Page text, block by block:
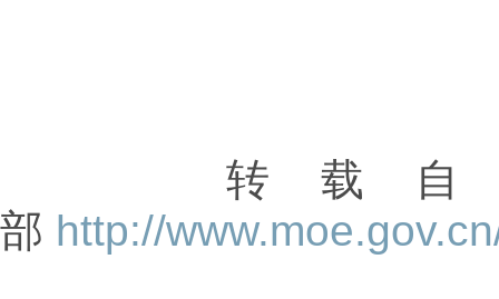
转载
部 http://